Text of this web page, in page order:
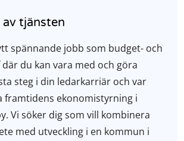
tjänsten
spännande jobb som budget- och
du kan vara med och göra
steg i din ledarkarriär och var
framtidens ekonomistyrning i
Vi söker dig som vill kombinera
med utveckling i en kommun i